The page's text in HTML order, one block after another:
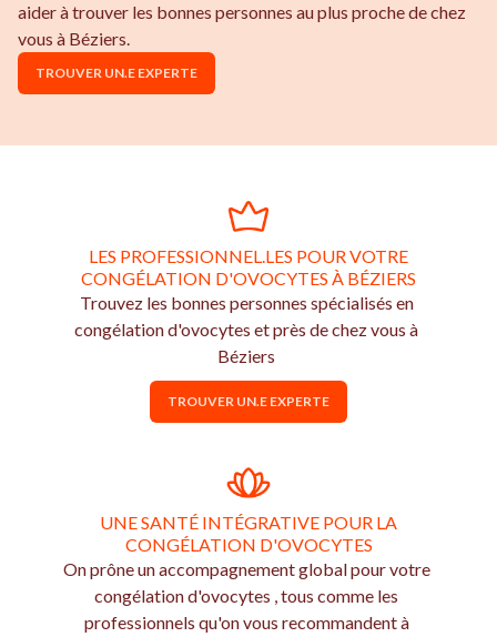
aider à trouver les bonnes personnes au plus proche de chez
vous à Béziers.
TROUVER UN.E EXPERTE
LES PROFESSIONNEL.LES POUR VOTRE
CONGÉLATION D'OVOCYTES À BÉZIERS
Trouvez les bonnes personnes spécialisés en
congélation d'ovocytes et près de chez vous à
Béziers
TROUVER UN.E EXPERTE
UNE SANTÉ INTÉGRATIVE POUR LA
CONGÉLATION D'OVOCYTES
On prône un accompagnement global pour votre
congélation d'ovocytes , tous comme les
professionnels qu'on vous recommandent à